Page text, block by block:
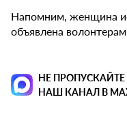
Напомним, женщина
объявлена
НЕ
НАШ КАНАЛ В